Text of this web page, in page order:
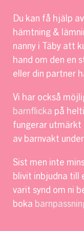
Du kan få hjälp
hämtning &
nanny i Täby att
hand om den en
eller din partner
Vi har också
barnflicka på
fungerar utmärkt
av barnvakt
Sist men inte
blivit inbjudna till
varit synd om ni
boka